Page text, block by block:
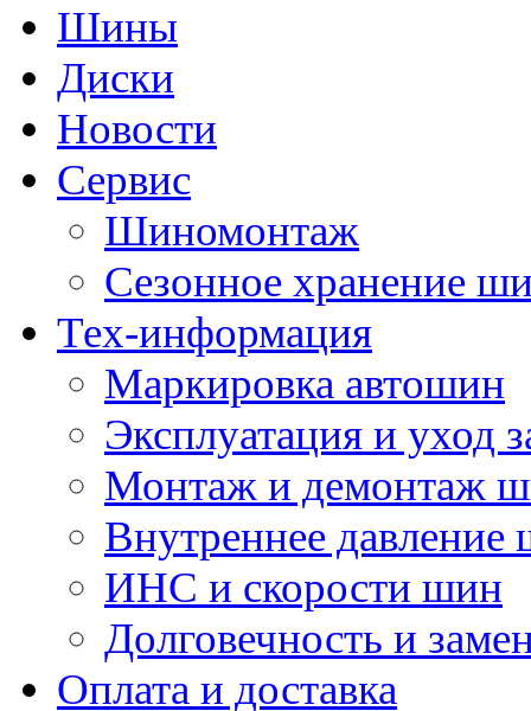
Шины
Диски
Новости
Сервис
Шиномонтаж
Сезонное хранение
Тех-информация
Маркировка автошин
Эксплуатация и уход
Монтаж и демонтаж
Внутреннее давление
ИНС и скорости шин
Долговечность и
Оплата и доставка